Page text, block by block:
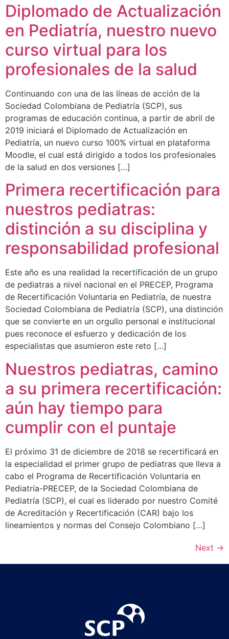
Diplomado de Actualización
en Pediatría, nuestro nuevo
curso virtual para los
profesionales de la salud
Continuando con una de las líneas de acción de la
Sociedad Colombiana de Pediatría (SCP), sus
programas de educación continua, a partir de abril de
2019 iniciará el Diplomado de Actualización en
Pediatría, un nuevo curso 100% virtual en plataforma
Moodle, el cual está dirigido a todos los profesionales
de la salud en dos versiones […]
Primera recertificación para
nuestros pediatras:
distinción a su disciplina y
responsabilidad profesional
Este año es una realidad la recertificación de un grupo
de pediatras a nivel nacional en el PRECEP, Programa
de Recertificación Voluntaria en Pediatría, de nuestra
Sociedad Colombiana de Pediatría (SCP), una distinción
que se convierte en un orgullo personal e institucional
pues reconoce el esfuerzo y dedicación de los
especialistas que asumieron este reto […]
Nuestros pediatras, camino
a su primera recertificación:
aún hay tiempo para
cumplir con el puntaje
El próximo 31 de diciembre de 2018 se recertificará en
la especialidad el primer grupo de pediatras que lleva a
cabo el Programa de Recertificación Voluntaria en
Pediatría-PRECEP, de la Sociedad Colombiana de
Pediatría (SCP), el cual es liderado por nuestro Comité
de Acreditación y Recertificación (CAR) bajo los
lineamientos y normas del Consejo Colombiano […]
Next →